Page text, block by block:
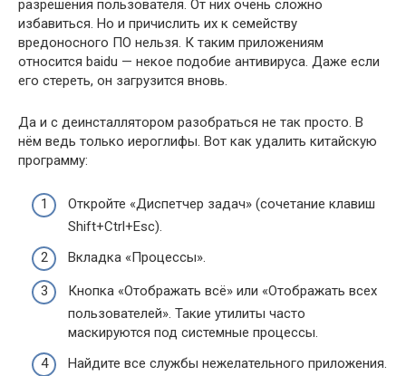
разрешения пользователя. От них очень сложно
избавиться. Но и причислить их к семейству
вредоносного ПО нельзя. К таким приложениям
относится baidu — некое подобие антивируса. Даже если
его стереть, он загрузится вновь.
Да и с деинсталлятором разобраться не так просто. В
нём ведь только иероглифы. Вот как удалить китайскую
программу:
Откройте «Диспетчер задач» (сочетание клавиш
Shift+Ctrl+Esc).
Вкладка «Процессы».
Кнопка «Отображать всё» или «Отображать всех
пользователей». Такие утилиты часто
маскируются под системные процессы.
Найдите все службы нежелательного приложения.